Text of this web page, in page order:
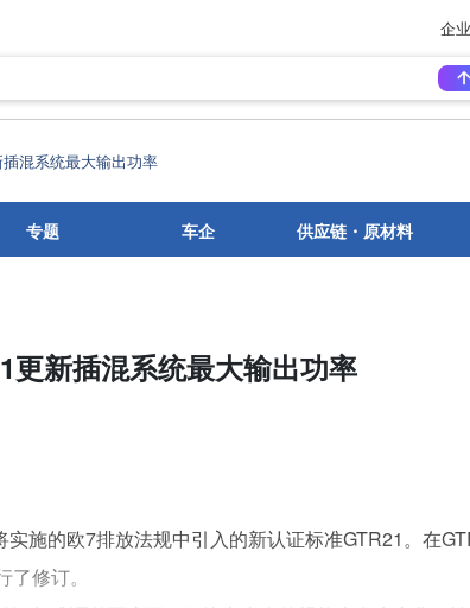
企
混系统最大输出功率
专题 车企 供应链・原材料
更新插混系统最大输出功率
施的欧7排放法规中引入的新认证标准GTR21。在
修订。